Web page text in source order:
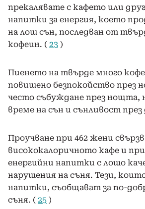
прекалявате с кафето или
напитки за енергия, което
на лош сън, последван от
кофеин. ( 23 )
Пиенето на твърде много
повишено безпокойство през
често събуждане през нощта,
време на сън и сънливост през
Проучване при 462 жени
висококалоричното кафе и
енергийни напитки с лошо
нарушения на съня. Тези,
напитки, съобщават за по-
съня. ( 25 )